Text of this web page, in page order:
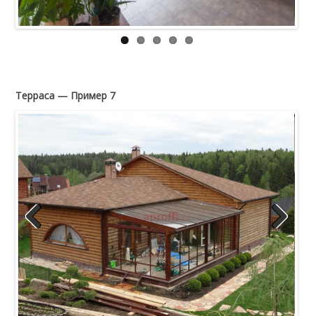
Терраса — Пример 7
Previous Next